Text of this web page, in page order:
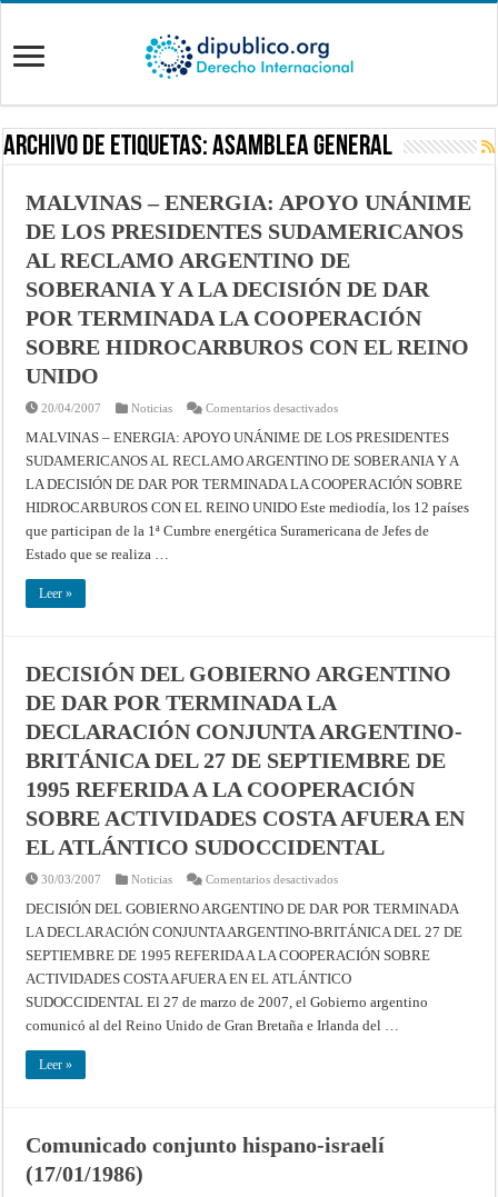
Archivo de Etiquetas:Asamblea General
MALVINAS – ENERGIA: APOYO UNÁNIME
DE LOS PRESIDENTES SUDAMERICANOS
AL RECLAMO ARGENTINO DE
SOBERANIA Y A LA DECISIÓN DE DAR
POR TERMINADA LA COOPERACIÓN
SOBRE HIDROCARBUROS CON EL REINO
UNIDO
20/04/2007 Noticias Comentarios desactivadosen
–
ENERGIA:
APOYO
DE
LOS
PRESIDENTES
SUDAMERICANOS
AL
DAR
LA
COOPERACIÓN
SOBRE
HIDROCARBUROS
CON
EL
REINO
MALVINAS – ENERGIA: APOYO UNÁNIME DE LOS PRESIDENTES
SUDAMERICANOS AL RECLAMO ARGENTINO DE SOBERANIA Y A
LA DECISIÓN DE DAR POR TERMINADA LA COOPERACIÓN SOBRE
HIDROCARBUROS CON EL REINO UNIDO Este mediodía, los 12 países
que participan de la 1ª Cumbre energética Suramericana de Jefes de
Estado que se realiza …
Leer »
DECISIÓN DEL GOBIERNO ARGENTINO
DE DAR POR TERMINADA LA
DECLARACIÓN CONJUNTA ARGENTINO-
BRITÁNICA DEL 27 DE SEPTIEMBRE DE
1995 REFERIDA A LA COOPERACIÓN
SOBRE ACTIVIDADES COSTA AFUERA EN
EL ATLÁNTICO SUDOCCIDENTAL
30/03/2007 Noticias Comentarios desactivadosen
DEL
GOBIERNO
ARGENTINO
DAR
POR
TERMINADA
LA
DECLARACIÓN
CONJUNTA
REFERIDA
DECISIÓN DEL GOBIERNO ARGENTINO DE DAR POR TERMINADA
LA DECLARACIÓN CONJUNTA ARGENTINO-BRITÁNICA DEL 27 DE
SEPTIEMBRE DE 1995 REFERIDA A LA COOPERACIÓN SOBRE
ACTIVIDADES COSTA AFUERA EN EL ATLÁNTICO
SUDOCCIDENTAL El 27 de marzo de 2007, el Gobierno argentino
comunicó al del Reino Unido de Gran Bretaña e Irlanda del …
Leer »
Comunicado conjunto hispano-israelí
(17/01/1986)